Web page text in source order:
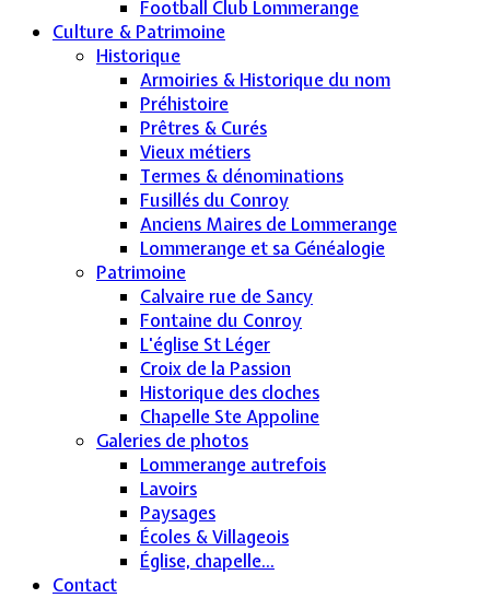
Football Club Lommerange
Culture & Patrimoine
Historique
Armoiries & Historique du nom
Préhistoire
Prêtres & Curés
Vieux métiers
Termes & dénominations
Fusillés du Conroy
Anciens Maires de Lommerange
Lommerange et sa Généalogie
Patrimoine
Calvaire rue de Sancy
Fontaine du Conroy
L'église St Léger
Croix de la Passion
Historique des cloches
Chapelle Ste Appoline
Galeries de photos
Lommerange autrefois
Lavoirs
Paysages
Écoles & Villageois
Église, chapelle...
Contact